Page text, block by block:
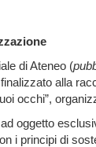
di Ateneo (
alla
occhi”,
oggetto
i principi di